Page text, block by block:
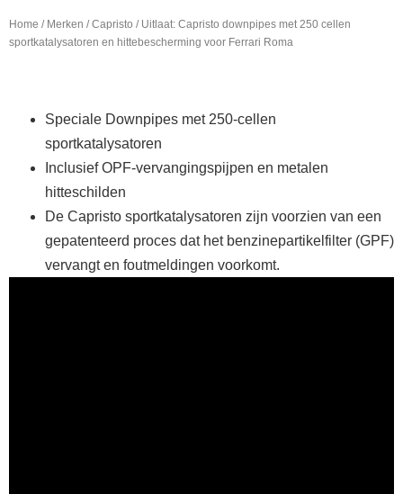
Home / Merken /Capristo / Uitlaat: Capristo downpipes met 250 cellen
sportkatalysatoren en hittebescherming voor Ferrari Roma
Speciale Downpipes met 250-cellen
sportkatalysatoren
Inclusief OPF-vervangingspijpen en metalen
hitteschilden
De Capristo sportkatalysatoren zijn voorzien van een
gepatenteerd proces dat het benzinepartikelfilter (GPF)
vervangt en foutmeldingen voorkomt.